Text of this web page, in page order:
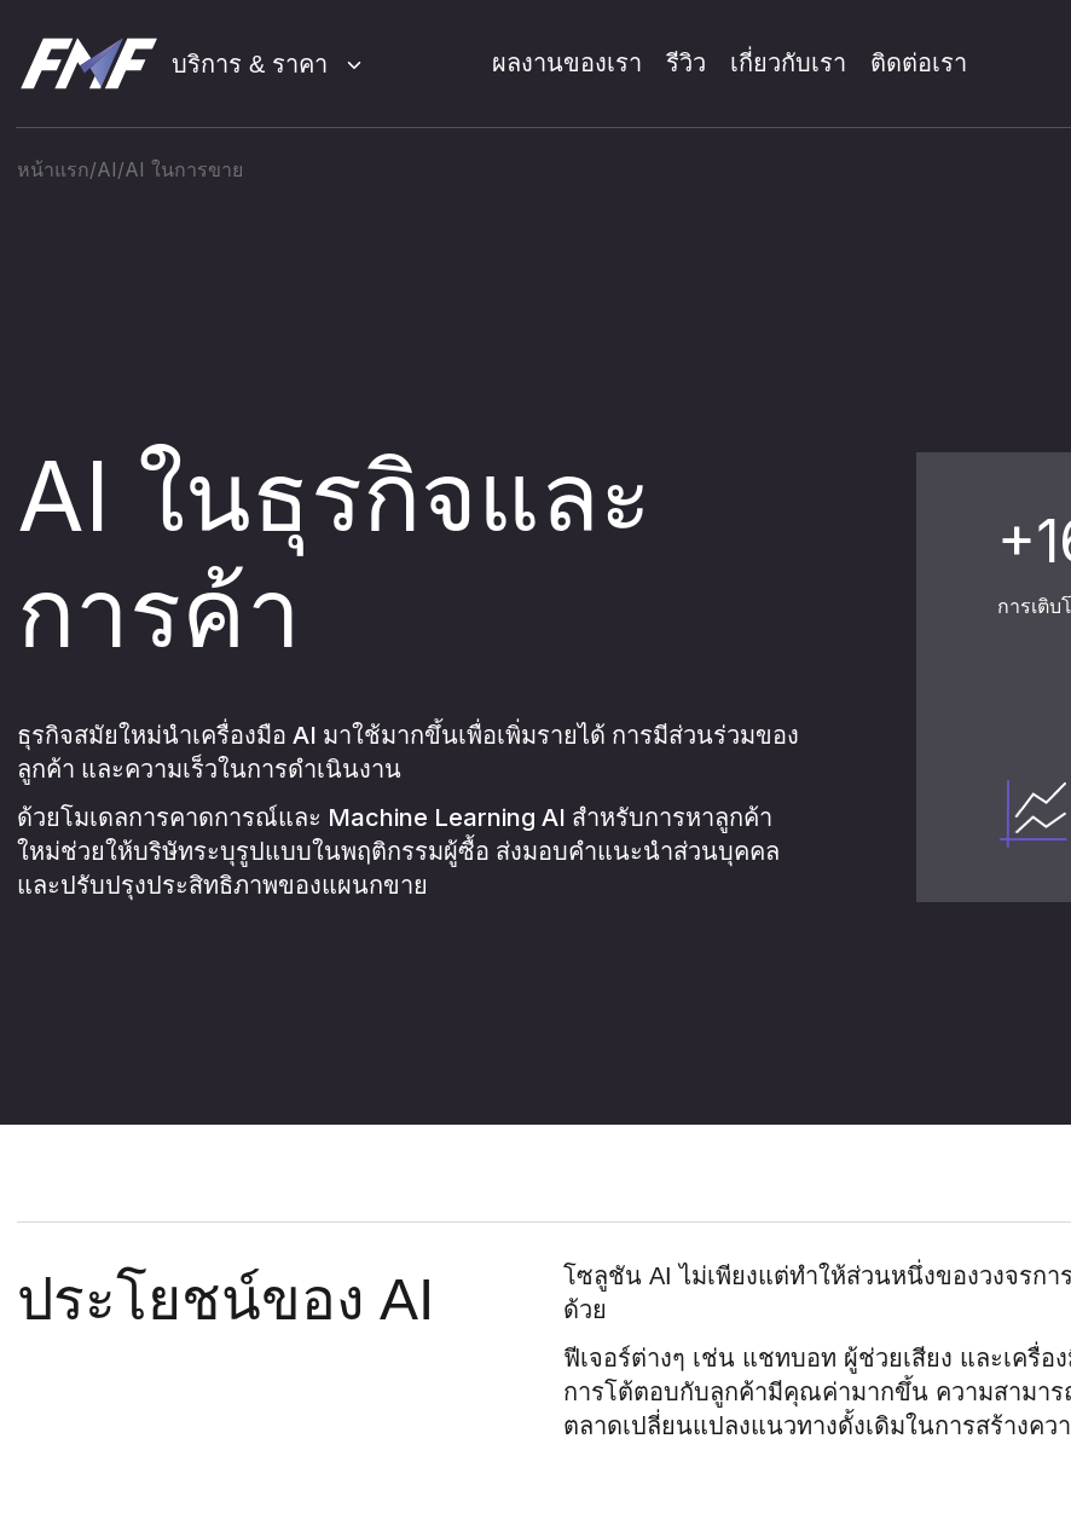
บริการ & ราคา ผลงานของเรา รีวิว เกี่ยวกับเรา ติดต่อเรา
04 การวิเคราะห์
05
06 AI สำหรับธุรกิจ
หน้าแรก AI AI ในการขาย
AI ในธุรกิจและ
การค้า
ธุรกิจสมัยใหม่นำเครื่องมือ AI มาใช้มากขึ้นเพื่อเพิ่มรายได้ การมีส่วนร่วมของ
ลูกค้า และความเร็วในการดำเนินงาน
ด้วยโมเดลการคาดการณ์และ Machine Learning AI สำหรับการหาลูกค้า
ใหม่ช่วยให้บริษัทระบุรูปแบบในพฤติกรรมผู้ซื้อ ส่งมอบคำแนะนำส่วนบุคคล
และปรับปรุงประสิทธิภาพของแผนกขาย
7 ปี
การเติบโต
ประโยชน์ของ AI
โซลูชัน AI ไม่เพียงแต่ทำให้ส่วนหนึ่งของวงจรก
ด้วย
ฟีเจอร์ต่างๆ เช่น แชทบอท ผู้ช่วยเสียง และเครื่
การโต้ตอบกับลูกค้ามีคุณค่ามากขึ้น ความสามาร
ตลาดเปลี่ยนแปลงแนวทางดั้งเดิมในการสร้างค